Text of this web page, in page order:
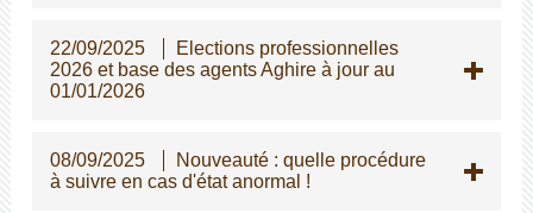
22/09/2025
Elections professionnelles
2026 et base des agents Aghire à jour au
01/01/2026
08/09/2025
Nouveauté : quelle procédure
à suivre en cas d'état anormal !